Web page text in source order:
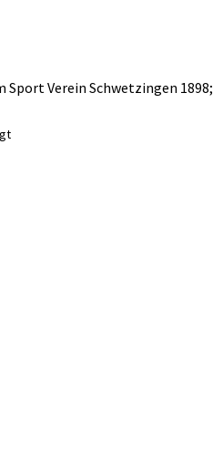
Sport Verein Schwetzingen 1898;